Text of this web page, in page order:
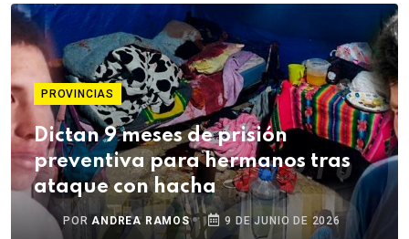
PROVINCIAS
Dictan 9 meses de prisión
preventiva para hermanos tras
ataque con hacha
PORANDREA RAMOS 9 DE JUNIO DE 2026